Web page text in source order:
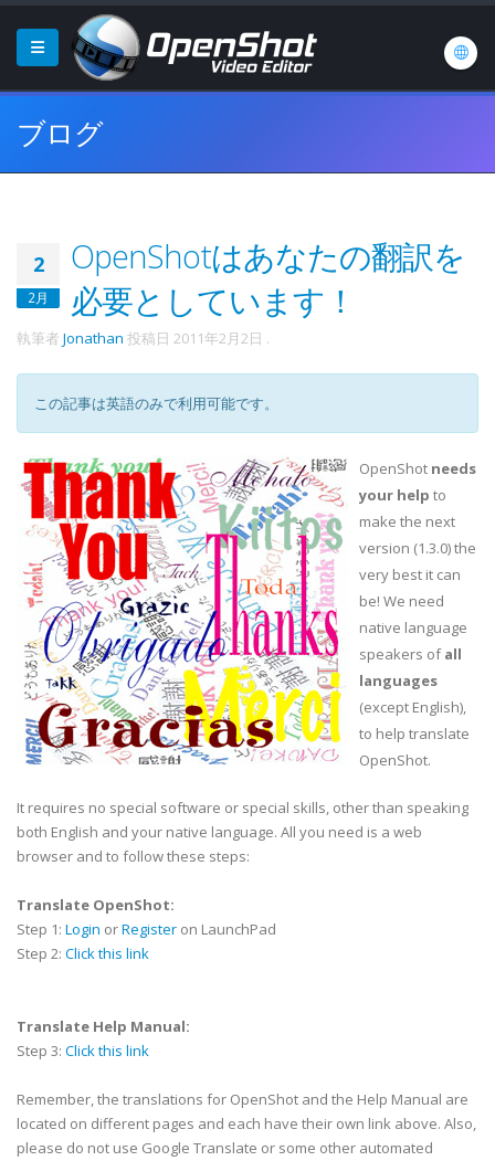
ブログ
2
2月
OpenShotはあなたの翻訳を
必要としています！
執筆者 Jonathan 投稿日 2011年2月2日 .
この記事は英語のみで利用可能です。
OpenShot needs
your help to
make the next
version (1.3.0) the
very best it can
be! We need
native language
speakers ofall
languages
(except English),
to help translate
OpenShot.
It requires no special software or special skills, other than speaking
both English and your native language. All you need is a web
browser and to follow these steps:
Translate OpenShot:
Step 1: Login orRegister on LaunchPad
Step 2: Click this link
Translate Help Manual:
Step 3: Click this link
Remember, the translations for OpenShot and the Help Manual are
located on different pages and each have their own link above. Also,
please do not use Google Translate or some other automated